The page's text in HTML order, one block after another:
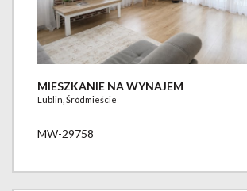
MIESZKANIE NA WYNAJEM
Lublin, Śródmieście
MW-29758